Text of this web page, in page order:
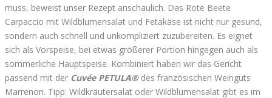
muss, beweist unser Rezept anschaulich. Das Rote Beete
Carpaccio mit Wildblumensalat und Fetakäse ist nicht nur gesund,
sondern auch schnell und unkompliziert zuzubereiten. Es eignet
sich als Vorspeise, bei etwas größerer Portion hingegen auch als
sommerliche Hauptspeise. Kombiniert haben wir das Gericht
passend mit der Cuvée PETULA® des französischen Weinguts
Marrenon. Tipp: Wildkräutersalat oder Wildblumensalat gibt es im